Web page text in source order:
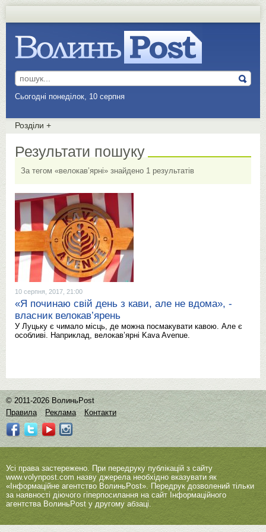
Сьогодні понеділок, 10 серпня
Розділи +
Результати пошуку
За тегом «велокав’ярні» знайдено 1 результатів
10 серпня, 2017, 21:00
«Я починаю свій день з кави, але не вдома», -
власник велокав’ярень
У Луцьку є чимало місць, де можна посмакувати кавою. Але є
особливі. Наприклад, велокав’ярні Kava Avenue.
© 2011-2026 ВолиньPost
Правила
Реклама Контакти
Усі права застережено. При передруку публікацій з сайту
www.volynpost.com назву джерела необхідно вказувати як
«Інформаційне агентство ВолиньPost». Передрук дозволений тільки
за наявності діючого гіперпосилання на сайт Інформаційного
агентства ВолиньPost у другому абзаці.